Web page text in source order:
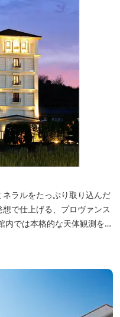
ラルをたっぷり取り込んだ
で仕上げる、プロヴァンス
では本格的な天体観測を日
星空コンシェルジュがご案